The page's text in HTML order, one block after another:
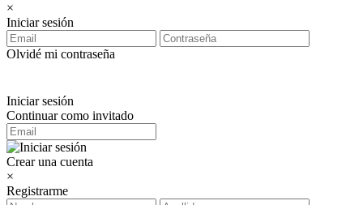
×
Iniciar sesión
Olvidé mi contraseña
Iniciar sesión
Continuar como invitado
Crear una cuenta
×
Registrarme